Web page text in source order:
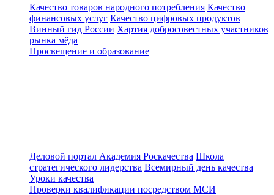
Качество товаров народного потребления Качество
финансовых услуг Качество цифровых продуктов
Винный гид России Хартия добросовестных участников
рынка мёда
Просвещение и образование
Деловой портал Академия Роскачества Школа
стратегического лидерства Всемирный день качества
Уроки качества
Проверки квалификации посредством МСИ